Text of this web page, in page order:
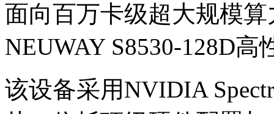
面向百万卡级超大规模
NEUWAY S8530-128D
该设备采用NVIDIA